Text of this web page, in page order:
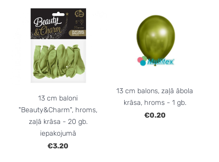
13 cm baloni
"Beauty&Charm", hroms,
zaļā krāsa - 20 gb.
iepakojumā
€3.20
13 cm balons, zaļā ābola
krāsa, hroms - 1 gb.
€0.20